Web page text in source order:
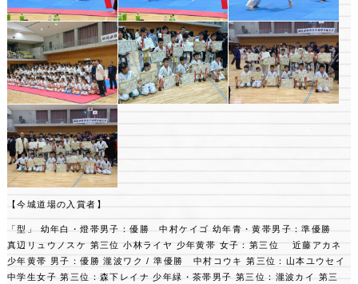
【今城道場の入賞者】
「型」 幼年白・燈帯男子：優勝 中村ケイゴ 幼年青・黄帯男子：準優勝
真辺リュウノスケ 第三位 小林ライヤ 少年黄帯 女子：第三位 近藤アカネ
少年黄帯 男子：優勝 瀧波ワク / 準優勝 中村コウキ 第三位：山本ユウセイ
中学生女子 第三位：森下レイナ 少年緑・茶帯男子 第三位：瀧波カイ
第三